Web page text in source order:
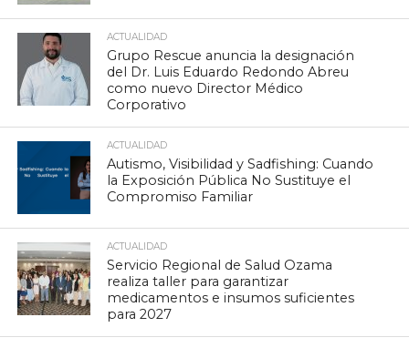
ACTUALIDAD
Grupo Rescue anuncia la designación
del Dr. Luis Eduardo Redondo Abreu
como nuevo Director Médico
Corporativo
ACTUALIDAD
Autismo, Visibilidad y Sadfishing: Cuando
la Exposición Pública No Sustituye el
Compromiso Familiar
ACTUALIDAD
Servicio Regional de Salud Ozama
realiza taller para garantizar
medicamentos e insumos suficientes
para 2027